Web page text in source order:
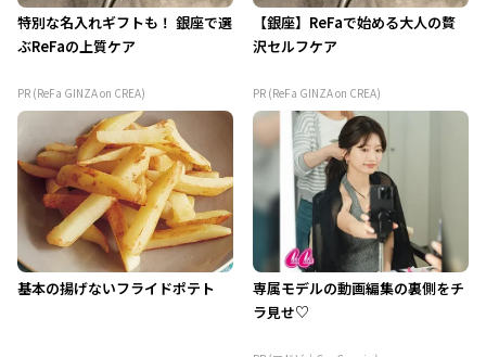
特別な名入れギフトも！ 銀座で選
ぶReFaの上質ケア
PR (ReFa GINZA on CREA)
【銀座】ReFaで始める大人の贅
沢セルフケア
PR (ReFa GINZA on CREA)
基本の揚げないフライドポテト
専属モデルの動画編集の裏側をチ
ラ見せ♡